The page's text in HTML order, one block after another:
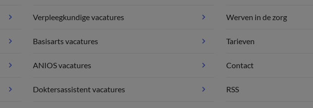
Verpleegkundige vacatures
Basisarts vacatures
ANIOS vacatures
Doktersassistent vacatures
Werven in de zorg
Tarieven
Contact
RSS